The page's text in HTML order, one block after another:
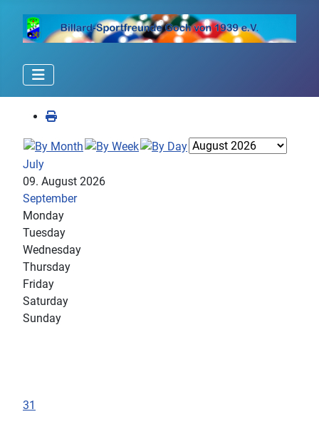
July
09. August 2026
September
Monday
Tuesday
Wednesday
Thursday
Friday
Saturday
Sunday
31